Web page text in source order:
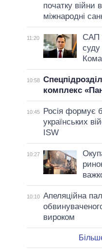
початку війни
міжнародні
11:20
САП
суду
10:58
комплекс
10:45
Росія формує
українських
ISW
10:27
10:10 Апеляційна
вироком